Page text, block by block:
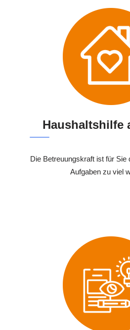
Haushaltshilfe
Die Betreuungskraft ist für Sie
Aufgaben zu viel